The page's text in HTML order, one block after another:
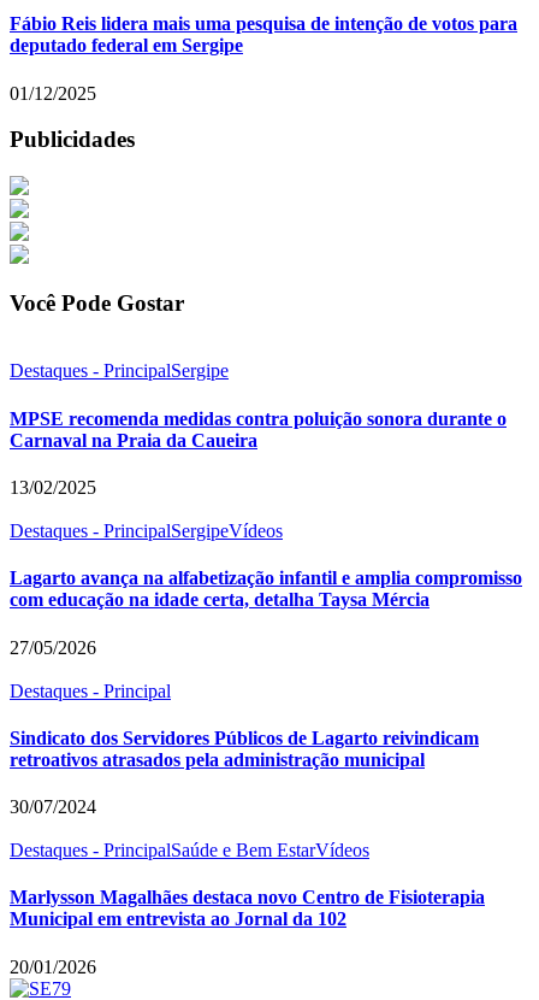
Fábio Reis lidera mais uma pesquisa de intenção de votos para
deputado federal em Sergipe
01/12/2025
Publicidades
Você Pode Gostar
Destaques - PrincipalSergipe
MPSE recomenda medidas contra poluição sonora durante o
Carnaval na Praia da Caueira
13/02/2025
Destaques - PrincipalSergipeVídeos
Lagarto avança na alfabetização infantil e amplia compromisso
com educação na idade certa, detalha Taysa Mércia
27/05/2026
Destaques - Principal
Sindicato dos Servidores Públicos de Lagarto reivindicam
retroativos atrasados pela administração municipal
30/07/2024
Destaques - PrincipalSaúde e Bem EstarVídeos
Marlysson Magalhães destaca novo Centro de Fisioterapia
Municipal em entrevista ao Jornal da 102
20/01/2026